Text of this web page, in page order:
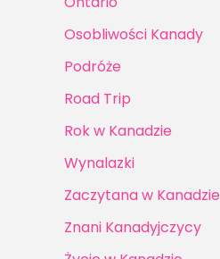
Osobliwości Kanady
Podróże
Road Trip
Rok w Kanadzie
Wynalazki
Zaczytana w Kanadzie
Znani Kanadyjczycy